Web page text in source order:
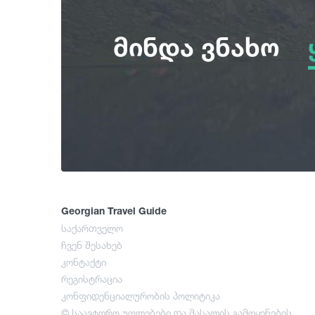
მინდა ვნახო
Georgian Travel Guide
საქართველო
ჩვენ შესახებ
კონტაქტი
რეგისტრაცია
კონფიდენციალურობის პოლიტიკა
© საავტორო უფლებები და მასალის გამოყენების